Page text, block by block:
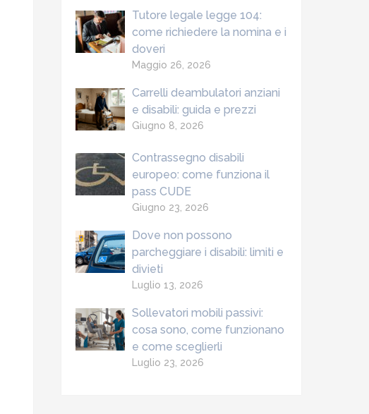
Tutore legale legge 104:
come richiedere la nomina e i
doveri
Maggio 26, 2026
Carrelli deambulatori anziani
e disabili: guida e prezzi
Giugno 8, 2026
Contrassegno disabili
europeo: come funziona il
pass CUDE
Giugno 23, 2026
Dove non possono
parcheggiare i disabili: limiti e
divieti
Luglio 13, 2026
Sollevatori mobili passivi:
cosa sono, come funzionano
e come sceglierli
Luglio 23, 2026